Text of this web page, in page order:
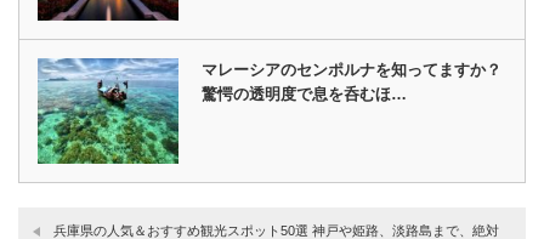
マレーシアのセンポルナを知ってますか？
驚愕の透明度で息を呑むほ…
兵庫県の人気＆おすすめ観光スポット50選 神戸や姫路、淡路島まで、絶対